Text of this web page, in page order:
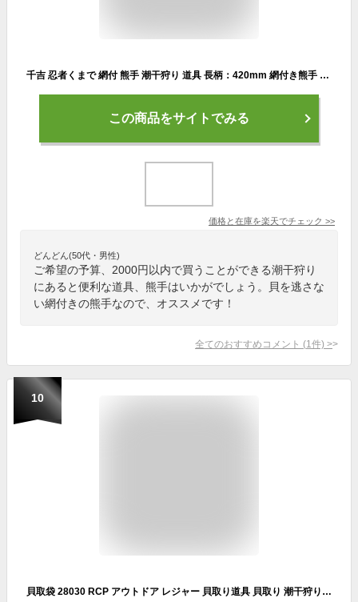
千吉 忍者くまで 網付 熊手 潮干狩り 道具 長柄：420mm 網付き熊手 クマデ レーキ
この商品をサイトでみる
価格と在庫を楽天でチェック >>
どんどん(50代・男性)
ご希望の予算、2000円以内で買うことができる潮干狩り
にあると便利な道具、熊手はいかがでしょう。貝を逃さな
い網付きの熊手なので、オススメです！
全てのおすすめコメント (1 件) >
10
貝取袋 28030 RCP アウトドア レジャー 貝取り道具 貝取り 潮干狩り ネコポス可能